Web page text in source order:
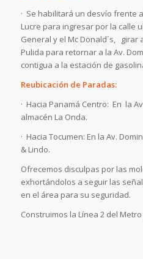
· Se habilitará un desvío frente
Lucre para ingresar por la calle
General y el Mc Donald´s, girar
Pulida para retornar a la Av.
contigua a la estación de
Reubicación de Paradas:
· Hacia Panamá Centro: En la
almacén La Onda.
· Hacia Tocumen: En la Av.
& Lindo.
Ofrecemos disculpas por las
exhortándolos a seguir las
en el área para su seguridad.
Construimos la Línea 2 del